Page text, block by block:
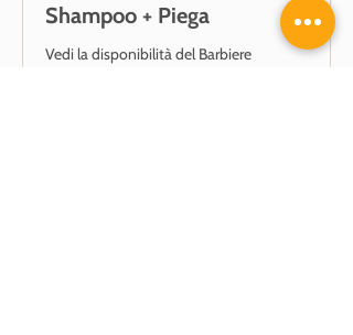
Shampoo + Piega
Vedi la disponibilità del Barbiere